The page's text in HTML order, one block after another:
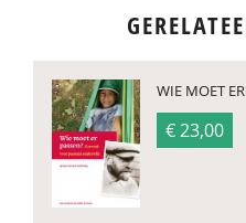
WIE MOET
€ 23,00